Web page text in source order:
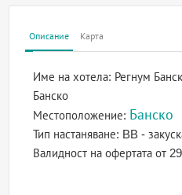
Описание Карта
Име на хотела: Регнум
Банско
Местоположение: Банско
Тип настаняване: BB -
Валидност на офертатаот